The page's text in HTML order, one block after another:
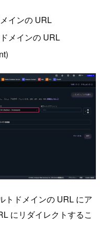
インの URL
メインの URL
トドメインの URL にア
にリダイレクトするこ